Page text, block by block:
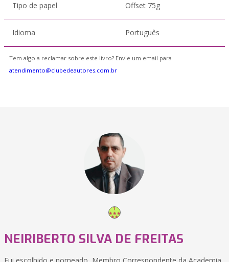
Tipo de papel Offset 75g
Idioma Português
Tem algo a reclamar sobre este livro? Envie um email para
atendimento@clubedeautores.com.br
NEIRIBERTO SILVA DE FREITAS